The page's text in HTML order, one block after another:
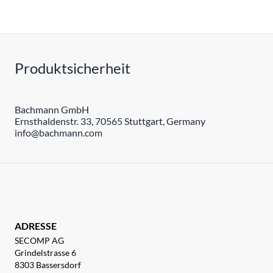
Produktsicherheit
Bachmann GmbH
Ernsthaldenstr. 33, 70565 Stuttgart, Germany
info@bachmann.com
ADRESSE
SECOMP AG
Grindelstrasse 6
8303 Bassersdorf